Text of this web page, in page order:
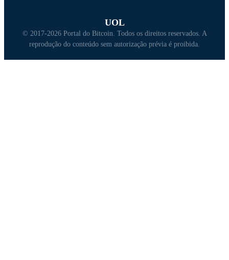
UOL
© 2017-2026 Portal do Bitcoin. Todos os direitos reservados. A
reprodução do conteúdo sem autorização prévia é proibida.